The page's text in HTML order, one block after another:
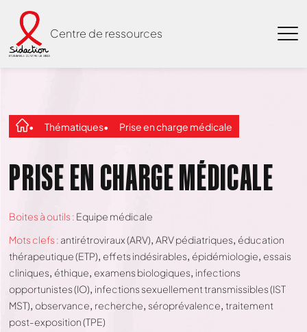
Centre de ressources
Thématiques Prise en charge médicale
PRISE EN CHARGE MÉDICALE
Boites à outils : Equipe médicale
Mots clefs : antirétroviraux (ARV) ARV pédiatriques éducation
thérapeutique (ETP) effets indésirables épidémiologie essais
cliniques éthique examens biologiques infections
opportunistes (IO) infections sexuellement transmissibles (IST
MST) observance recherche séroprévalence traitement
post-exposition (TPE)